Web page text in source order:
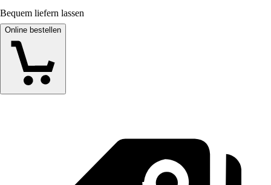
Bequem liefern lassen
Online bestellen